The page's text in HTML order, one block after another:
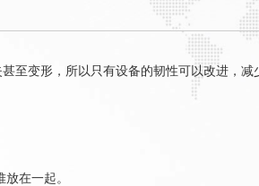
至变形，所以只有设备的韧性可以改进，减
在一起。